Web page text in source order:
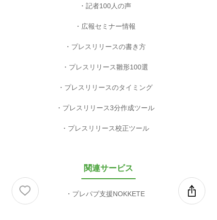
記者100人の声
広報セミナー情報
プレスリリースの書き方
プレスリリース雛形100選
プレスリリースのタイミング
プレスリリース3分作成ツール
プレスリリース校正ツール
関連サービス
プレパブ支援NOKKETE